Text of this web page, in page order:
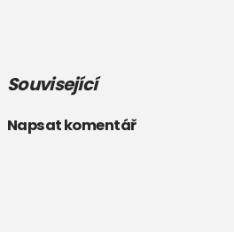
Související
Napsat komentář